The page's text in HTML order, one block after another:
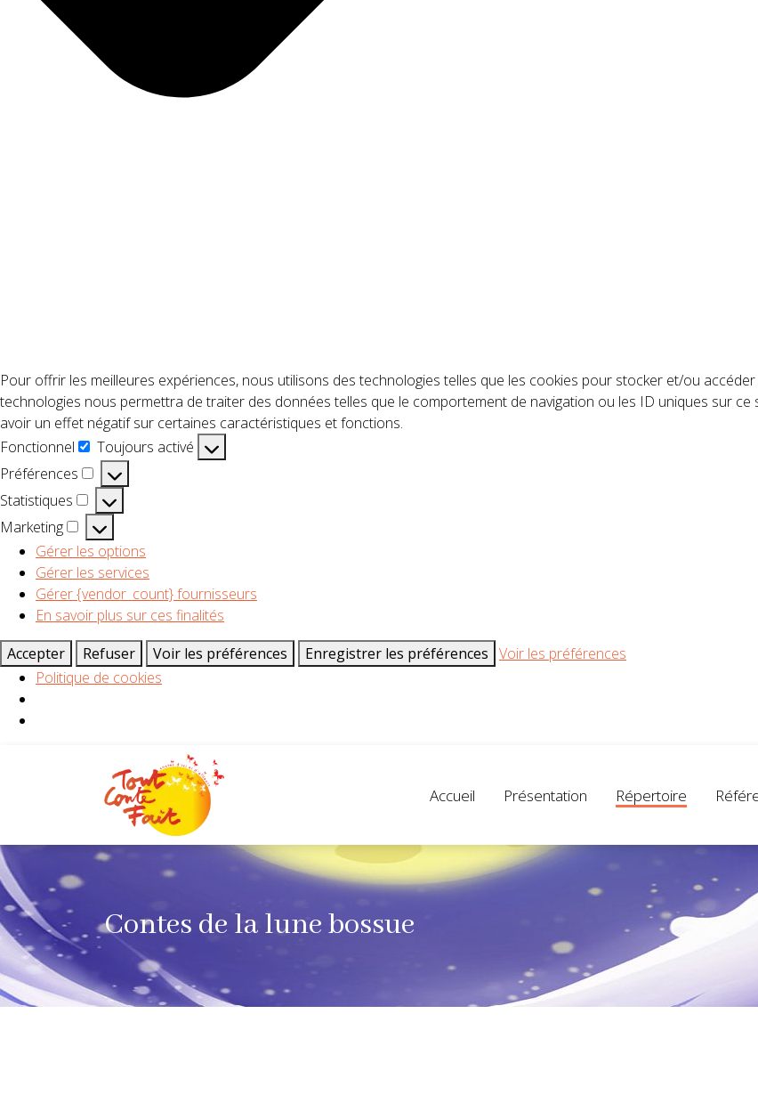
Pour offrir les meilleures expériences, nous utilisons des technologies telles que les cookies pour stocker et/ou
technologies nous permettra de traiter des données telles que le comportement de navigation ou les ID uniques sur
avoir un effet négatif sur certaines caractéristiques et fonctions.
Fonctionnel
Fonctionnel
Toujours activé
Préférences
Préférences
Statistiques
Statistiques
Marketing
Marketing
Gérer les options
Gérer les services
Gérer {vendor_count} fournisseurs
En savoir plus sur ces finalités
Accepter
Refuser Voir les préférences Enregistrer les préférences Voir les préférences
Politique de cookies
Accueil Présentation Répertoire
Contes de la lune bossue